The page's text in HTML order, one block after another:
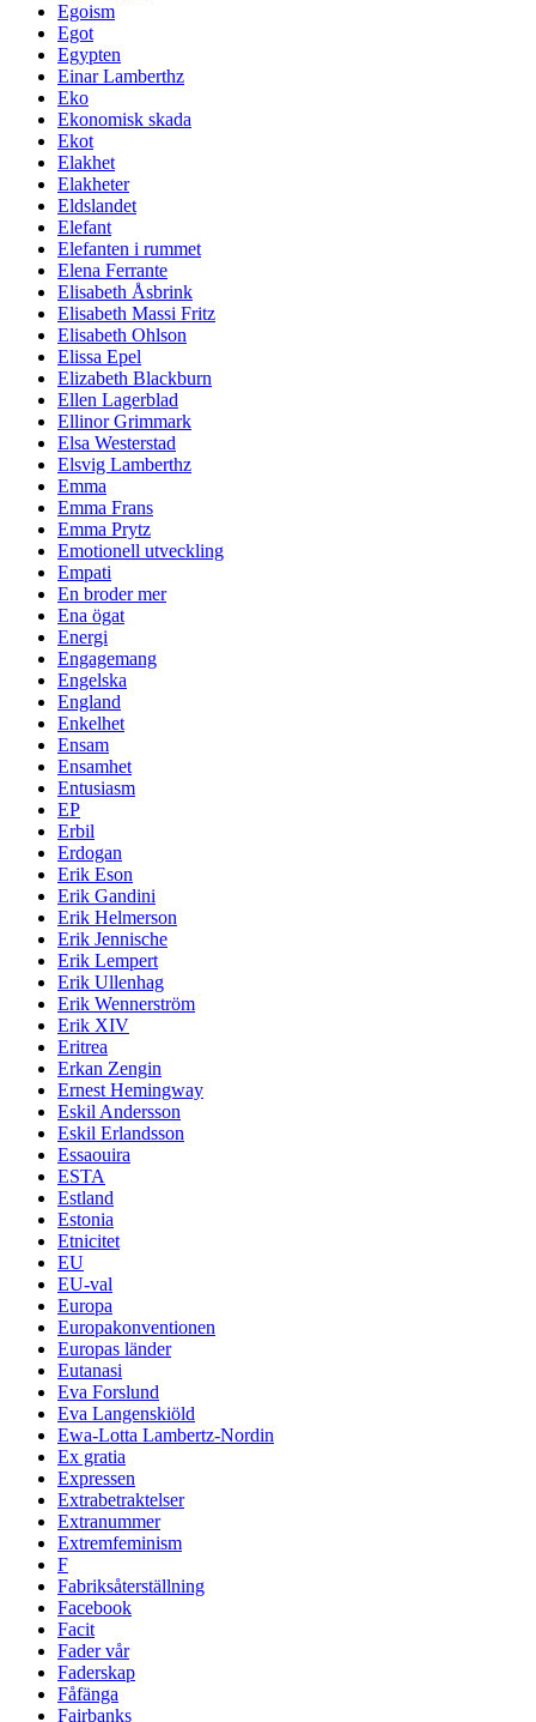
Egoism
Egot
Egypten
Einar Lamberthz
Eko
Ekonomisk skada
Ekot
Elakhet
Elakheter
Eldslandet
Elefant
Elefanten i rummet
Elena Ferrante
Elisabeth Åsbrink
Elisabeth Massi Fritz
Elisabeth Ohlson
Elissa Epel
Elizabeth Blackburn
Ellen Lagerblad
Ellinor Grimmark
Elsa Westerstad
Elsvig Lamberthz
Emma
Emma Frans
Emma Prytz
Emotionell utveckling
Empati
En broder mer
Ena ögat
Energi
Engagemang
Engelska
England
Enkelhet
Ensam
Ensamhet
Entusiasm
EP
Erbil
Erdogan
Erik Eson
Erik Gandini
Erik Helmerson
Erik Jennische
Erik Lempert
Erik Ullenhag
Erik Wennerström
Erik XIV
Eritrea
Erkan Zengin
Ernest Hemingway
Eskil Andersson
Eskil Erlandsson
Essaouira
ESTA
Estland
Estonia
Etnicitet
EU
EU-val
Europa
Europakonventionen
Europas länder
Eutanasi
Eva Forslund
Eva Langenskiöld
Ewa-Lotta Lambertz-Nordin
Ex gratia
Expressen
Extrabetraktelser
Extranummer
Extremfeminism
F
Fabriksåterställning
Facebook
Facit
Fader vår
Faderskap
Fåfänga
Fairbanks